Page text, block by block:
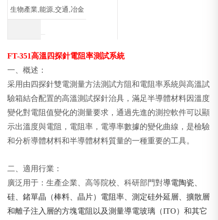
生物產業,能源,交通,冶金
FT-351高溫四探針電阻率測試系統
一、概述：
采用由四探針雙電測量方法測試方阻和電阻率系統與高溫試
驗箱結合配置的高溫測試探針治具，滿足半導體材料因溫度
變化對電阻值變化的測量要求，通過先進的測控軟件可以顯
示出溫度與電阻，電阻率，電導率數據的變化曲線，是檢驗
和分析導體材料和半導體材料質量的一種重要的工具。
二、適用行業：
廣泛用于：生產企業、高等院校、科研部門對導電陶瓷、
硅、鍺單晶（棒料、晶片）電阻率、測定硅外延層、擴散層
和離子注入層的方塊電阻以及測量導電玻璃（ITO）和其它